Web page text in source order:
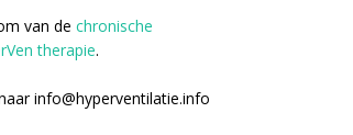
van de chronische
therapie.
info@hyperventilatie.info